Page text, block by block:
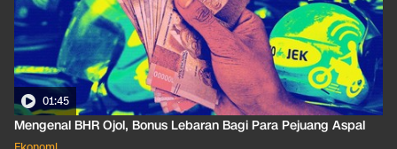
01:35
Pahami Dampak Kenaikan Suku Bunga Acuan ke Cicilan KPR